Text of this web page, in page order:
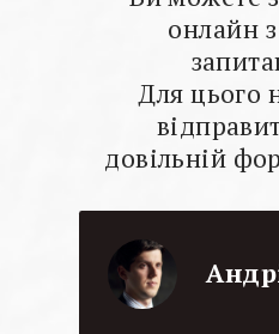
онлайн
Для цього
довільній